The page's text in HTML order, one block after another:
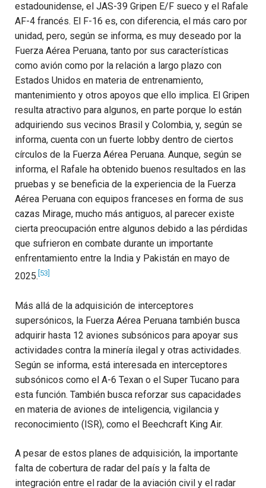
estadounidense, el JAS-39 Gripen E/F sueco y el Rafale
AF-4 francés. El F-16 es, con diferencia, el más caro por
unidad, pero, según se informa, es muy deseado por la
Fuerza Aérea Peruana, tanto por sus características
como avión como por la relación a largo plazo con
Estados Unidos en materia de entrenamiento,
mantenimiento y otros apoyos que ello implica. El Gripen
resulta atractivo para algunos, en parte porque lo están
adquiriendo sus vecinos Brasil y Colombia, y, según se
informa, cuenta con un fuerte lobby dentro de ciertos
círculos de la Fuerza Aérea Peruana. Aunque, según se
informa, el Rafale ha obtenido buenos resultados en las
pruebas y se beneficia de la experiencia de la Fuerza
Aérea Peruana con equipos franceses en forma de sus
cazas Mirage, mucho más antiguos, al parecer existe
cierta preocupación entre algunos debido a las pérdidas
que sufrieron en combate durante un importante
enfrentamiento entre la India y Pakistán en mayo de
2025. [53]
Más allá de la adquisición de interceptores
supersónicos, la Fuerza Aérea Peruana también busca
adquirir hasta 12 aviones subsónicos para apoyar sus
actividades contra la minería ilegal y otras actividades.
Según se informa, está interesada en interceptores
subsónicos como el A-6 Texan o el Super Tucano para
esta función. También busca reforzar sus capacidades
en materia de aviones de inteligencia, vigilancia y
reconocimiento (ISR), como el Beechcraft King Air.
A pesar de estos planes de adquisición, la importante
falta de cobertura de radar del país y la falta de
integración entre el radar de la aviación civil y el radar